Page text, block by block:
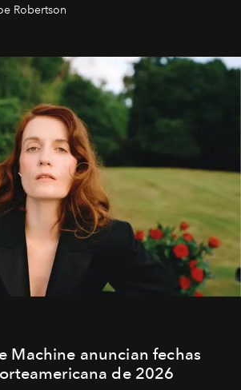
Robertson
Machine anuncian fechas
de 2026